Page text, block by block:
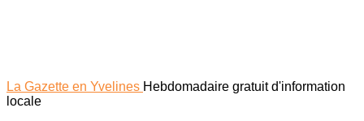
La Gazette en Yvelines Hebdomadaire gratuit d'information
locale